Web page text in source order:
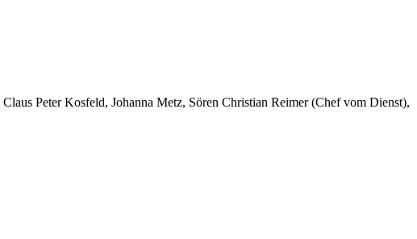
Claus Peter Kosfeld, Johanna Metz, Sören Christian Reimer (Chef vom Dienst),